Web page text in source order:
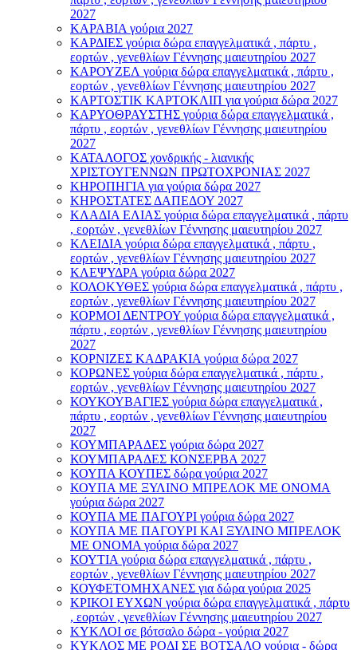
2027
ΚΑΡΑΒΙΑ γούρια 2027
ΚΑΡΔΙΕΣ γούρια δώρα επαγγελματικά , πάρτυ ,
εορτών , γενεθλίων Γέννησης μαιευτηρίου 2027
ΚΑΡΟΥΖΕΛ γούρια δώρα επαγγελματικά , πάρτυ ,
εορτών , γενεθλίων Γέννησης μαιευτηρίου 2027
ΚΑΡΤΟΣΤΙΚ ΚΑΡΤΟΚΛΙΠ για γούρια δώρα 2027
ΚΑΡΥΟΘΡΑΥΣΤΗΣ γούρια δώρα επαγγελματικά ,
πάρτυ , εορτών , γενεθλίων Γέννησης μαιευτηρίου
2027
ΚΑΤΑΛΟΓΟΣ χονδρικής - λιανικής
ΧΡΙΣΤΟΥΓΕΝΝΩΝ ΠΡΩΤΟΧΡΟΝΙΑΣ 2027
ΚΗΡΟΠΗΓΙΑ για γούρια δώρα 2027
ΚΗΡΟΣΤΑΤΕΣ ΔΑΠΕΔΟΥ 2027
ΚΛΑΔΙΑ ΕΛΙΑΣ γούρια δώρα επαγγελματικά , πάρτυ
, εορτών , γενεθλίων Γέννησης μαιευτηρίου 2027
ΚΛΕΙΔΙΑ γούρια δώρα επαγγελματικά , πάρτυ ,
εορτών , γενεθλίων Γέννησης μαιευτηρίου 2027
ΚΛΕΨΥΔΡΑ γούρια δώρα 2027
ΚΟΛΟΚΥΘΕΣ γούρια δώρα επαγγελματικά , πάρτυ ,
εορτών , γενεθλίων Γέννησης μαιευτηρίου 2027
ΚΟΡΜΟΙ ΔΕΝΤΡΟΥ γούρια δώρα επαγγελματικά ,
πάρτυ , εορτών , γενεθλίων Γέννησης μαιευτηρίου
2027
ΚΟΡΝΙΖΕΣ ΚΑΔΡΑΚΙΑ γούρια δώρα 2027
ΚΟΡΩΝΕΣ γούρια δώρα επαγγελματικά , πάρτυ ,
εορτών , γενεθλίων Γέννησης μαιευτηρίου 2027
ΚΟΥΚΟΥΒΑΓΙΕΣ γούρια δώρα επαγγελματικά ,
πάρτυ , εορτών , γενεθλίων Γέννησης μαιευτηρίου
2027
ΚΟΥΜΠΑΡΑΔΕΣ γούρια δώρα 2027
ΚΟΥΜΠΑΡΑΔΕΣ ΚΟΝΣΕΡΒΑ 2027
ΚΟΥΠΑ ΚΟΥΠΕΣ δώρα γούρια 2027
ΚΟΥΠΑ ΜΕ ΞΥΛΙΝΟ ΜΠΡΕΛΟΚ ΜΕ ΟΝΟΜΑ
γούρια δώρα 2027
ΚΟΥΠΑ ΜΕ ΠΑΓΟΥΡΙ γούρια δώρα 2027
ΚΟΥΠΑ ΜΕ ΠΑΓΟΥΡΙ ΚΑΙ ΞΥΛΙΝΟ ΜΠΡΕΛΟΚ
ΜΕ ΟΝΟΜΑ γούρια δώρα 2027
ΚΟΥΤΙΑ γούρια δώρα επαγγελματικά , πάρτυ ,
εορτών , γενεθλίων Γέννησης μαιευτηρίου 2027
ΚΟΥΦΕΤΟΜΗΧΑΝΕΣ για δώρα γούρια 2025
ΚΡΙΚΟΙ ΕΥΧΩΝ γούρια δώρα επαγγελματικά , πάρτυ
, εορτών , γενεθλίων Γέννησης μαιευτηρίου 2027
ΚΥΚΛΟΙ σε βότσαλο δώρα - γούρια 2027
ΚΥΚΛΟΣ ΜΕ ΡΟΔΙ ΣΕ ΒΟΤΣΑΛΟ γούρια - δώρα